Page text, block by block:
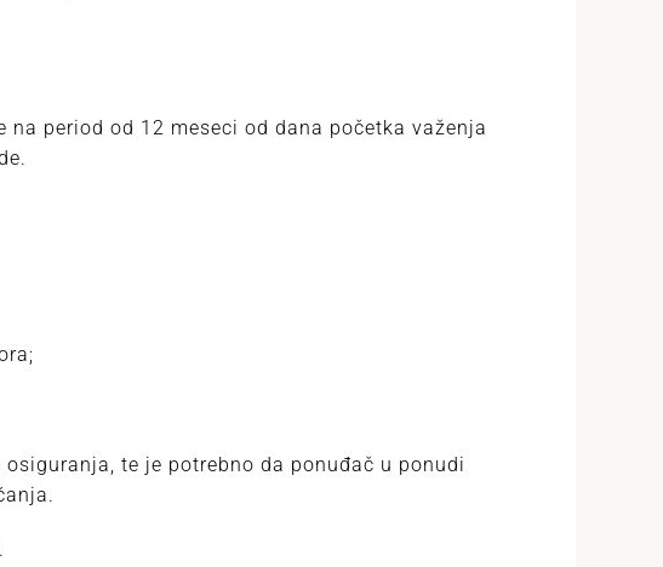
period od 12 meseci od dana početka važenja
te je potrebno da ponuđač u ponudi